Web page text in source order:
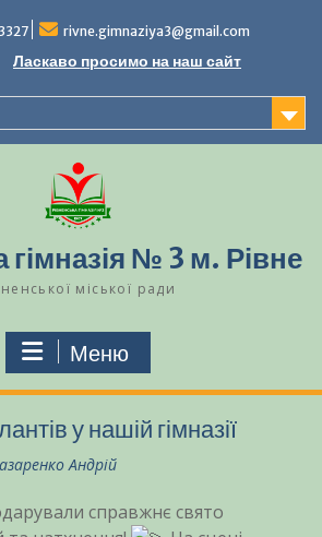
rivne.gimnaziya3@gmail.com
Ласкаво просимо на наш сайт
гімназія № 3 м. Рівне
міської ради
Меню
у нашій гімназії
Андрій
справжнє свято